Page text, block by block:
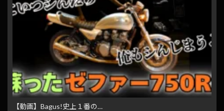
【動画】Bagus!史上１番の…